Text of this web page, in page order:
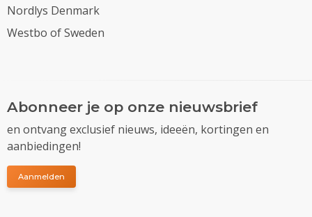
Nordlys Denmark
Westbo of Sweden
Abonneer je op onze nieuwsbrief
en ontvang exclusief nieuws, ideeën, kortingen en
aanbiedingen!
Aanmelden